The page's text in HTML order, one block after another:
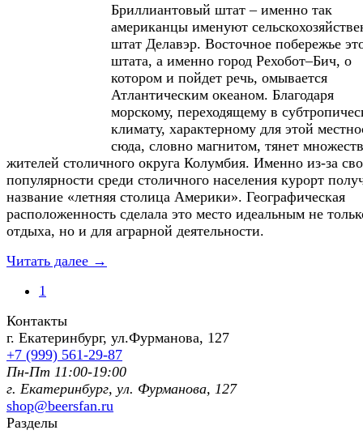
Бриллиантовый штат – именно так
американцы именуют
штат Делавэр. Восточное побережье
штата, а именно город Рехобот–Бич, о
котором и пойдет речь, омывается
Атлантическим океаном. Благодаря
морскому, переходящему в
климату, характерному для этой
сюда, словно магнитом, тянет
жителей столичного округа Колумбия. Именно из-за
популярности среди столичного населения курорт
название «летняя столица Америки». Географическая
расположенность сделала это место идеальным не
отдыха, но и для аграрной деятельности.
Читать далее →
1
Контакты
г. Екатеринбург, ул.Фурманoва, 127
+7 (999) 561-29-87
Пн-Пт 11:00-19:00
г. Екатеринбург, ул. Фурманoва, 127
shop@beersfan.ru
Разделы